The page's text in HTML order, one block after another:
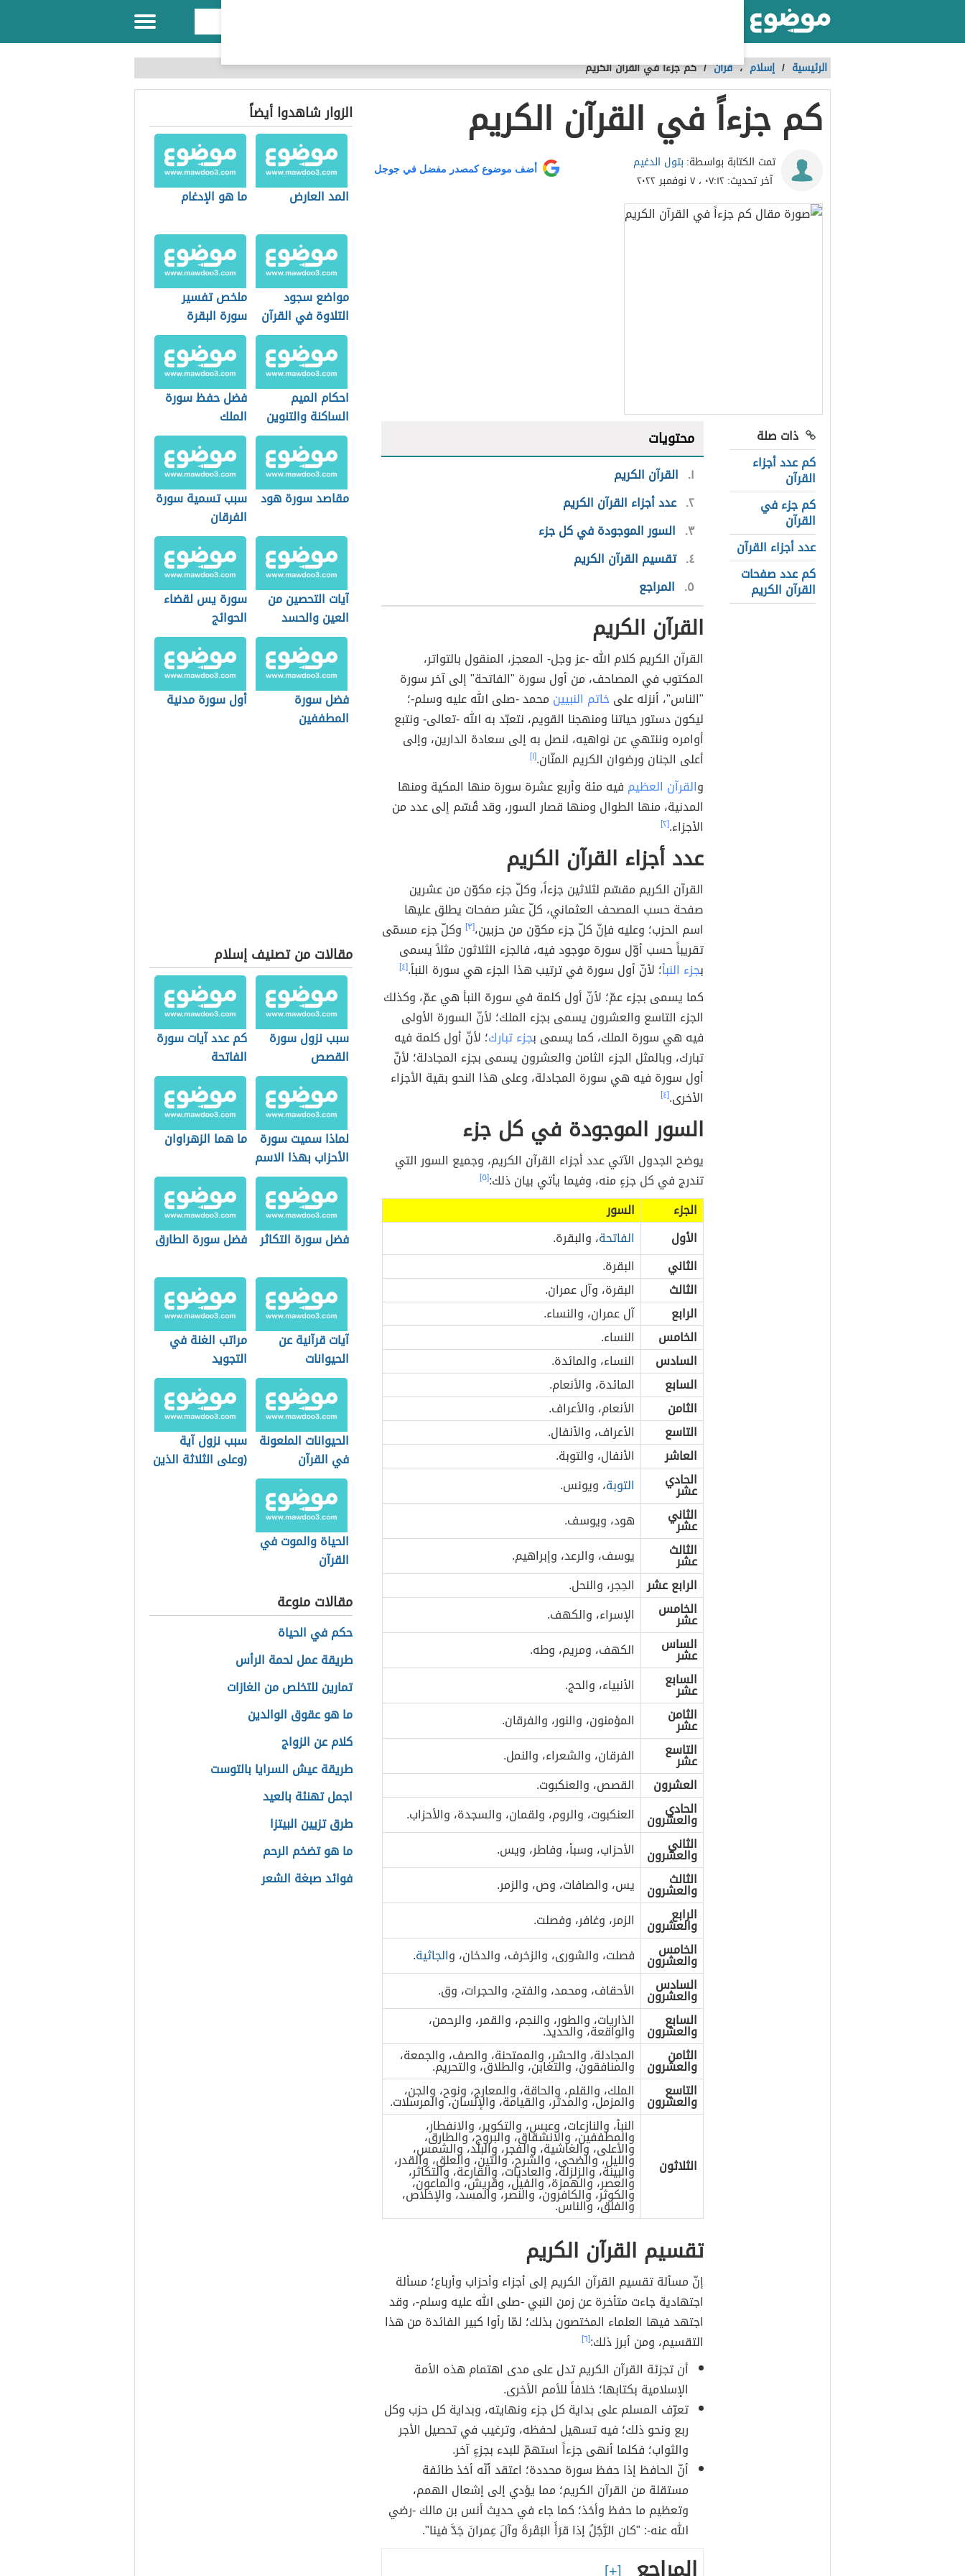
الرئيسية / إسلام ،قرآن /كم جزءاً في القرآن الكريم
كم جزءاً في القرآن الكريم
تمت الكتابة بواسطة: بتول الدغيم
آخر تحديث:٠٧:١٢ ، ٧ نوفمبر ٢٠٢٢
أضف موضوع كمصدر مفضل في جوجل
ذات صلة
كم عدد أجزاء
القرآن
كم جزء في
القرآن
عدد أجزاء القرآن
كم عدد صفحات
القرآن الكريم
محتويات
١ القرآن الكريم
٢ عدد أجزاء القرآن الكريم
٣ السور الموجودة في كل جزء
٤ تقسيم القرآن الكريم
٥ المراجع
القرآن الكريم
القرآن الكريم كلام الله -عز وجل- المعجز، المنقول بالتواتر،
المكتوب في المصاحف، من أول سورة "الفاتحة" إلى آخر سورة
"الناس"، أنزله علىخاتم النبيين محمد -صلى الله عليه وسلم-؛
ليكون دستور حياتنا ومنهجنا القويم، نتعبّد به الله -تعالى- ونتبع
أوامره وننتهي عن نواهيه، لنصل به إلى سعادة الدارين، وإلى
أعلى الجنان ورضوان الكريم المنّان.[١]
والقرآن العظيم فيه مئة وأربع عشرة سورة منها المكية ومنها
المدنية، منها الطوال ومنها قصار السور، وقد قُسّم إلى عدد من
الأجزاء.[٢]
عدد أجزاء القرآن الكريم
القرآن الكريم مقسّم لثلاثين جزءاً، وكلّ جزء مكوّن من عشرين
صفحة حسب المصحف العثماني، كلّ عشر صفحات يطلق عليها
اسم الحزب؛ وعليه فإنّ كلّ جزء مكوّن من حزبين،[٣]
وكلّ جزء مسمّى
تقريباً حسب أوّل سورة موجود فيه، فالجزء الثلاثون مثلاً يسمى
بجزء النبأ؛ لأنّ أول سورة في ترتيب هذا الجزء هي سورة النبأ.[٤]
كما يسمى بجزء عمّ؛ لأنّ أول كلمة في سورة النبأ هي عمّ، وكذلك
الجزء التاسع والعشرون يسمى بجزء الملك؛ لأنّ السورة الأولى
فيه هي سورة الملك، كما يسمى بجزء تبارك؛ لأنّ أول كلمة فيه
تبارك، وبالمثل الجزء الثامن والعشرون يسمى بجزء المجادلة؛ لأنّ
أول سورة فيه هي سورة المجادلة، وعلى هذا النحو بقية الأجزاء
الأخرى.[٤]
السور الموجودة في كل جزء
يوضح الجدول الآتي عدد أجزاء القرآن الكريم، وجميع السور التي
تندرج في كل جزءٍ منه، وفيما يأتي بيان ذلك:[٥]
الجزء
السور
الأول
الفاتحة، والبقرة.
الثاني
البقرة.
الثالث
البقرة، وآل عمران.
الرابع
آل عمران، والنساء.
الخامس
النساء.
السادس
النساء، والمائدة.
السابع
المائدة، والأنعام.
الثامن
الأنعام، والأعراف.
التاسع
الأعراف، والأنفال.
العاشر
الأنفال، والتوبة.
الحادي
عشر التوبة، ويونس.
الثاني
عشر
هود، ويوسف.
الثالث
عشر
يوسف، والرعد، وإبراهيم.
الرابع عشر
الحِجر، والنحل.
الخامس
عشر
الإسراء، والكهف.
الساس
عشر
الكهف، ومريم، وطه.
السابع
عشر
الأنبياء، والحج.
الثامن
عشر
المؤمنون، والنور، والفرقان.
التاسع
عشر
الفرقان، والشعراء، والنمل.
العشرون
القصص، والعنكبوت.
الحادي
والعشرون
العنكبوت، والروم، ولقمان، والسجدة، والأحزاب.
الثاني
والعشرون
الأحزاب، وسبأ، وفاطر، ويس.
الثالث
والعشرون
يس، والصافات، وص، والزمر.
الرابع
والعشرون
الزمر، وغافر، وفصلت.
الخامس
والعشرون فصلت، والشورى، والزخرف، والدخان، والجاثية.
السادس
والعشرون
الأحقاف، ومحمد، والفتح، والحجرات، وق.
السابع
والعشرون
الذاريات، والطور، والنجم، والقمر، والرحمن،
والواقعة، والحديد.
الثامن
والعشرون
المجادلة، والحشر، والممتحنة، والصف، والجمعة،
والمنافقون، والتغابن، والطلاق، والتحريم.
التاسع
والعشرون
الملك، والقلم، والحاقة، والمعارج، ونوح، والجن،
والمزمل، والمدثر، والقيامة، والإنسان، والمرسلات.
الثلاثون
النبأ، والنازعات، وعبس، والتكوير، والانفطار،
والمطففين، والانشقاق، والبروج، والطارق،
والأعلى، والغاشية، والفجر، والبلد، والشمس،
والليل، والضحى، والشرح، والتين، والعلق، والقدر،
والبينة، والزلزلة، والعاديات، والقارعة، والتكاثر،
والعصر، والهمزة، والفيل، وقريش، والماعون،
والكوثر، والكافرون، والنصر، والمسد، والإخلاص،
والفلق، والناس.
تقسيم القرآن الكريم
إنّ مسألة تقسيم القرآن الكريم إلى أجزاء وأحزاب وأرباع؛ مسألة
اجتهادية جاءت متأخرة عن زمن النبي -صلى الله عليه وسلم-، وقد
اجتهد فيها العلماء المختصون بذلك؛ لمّا رأوا كبير الفائدة من هذا
التقسيم، ومن أبرز ذلك:[٦]
أن تجزئة القرآن الكريم تدل على مدى اهتمام هذه الأمة
الإسلامية بكتابها؛ خلافاً للأمم الأخرى.
تعرّف المسلم على بداية كل جزء ونهايته، وبداية كل حزب وكل
ربع ونحو ذلك؛ فيه تسهيل لحفظه، وترغيب في تحصيل الأجر
والثواب؛ فكلما أنهى جزءاً استهمّ للبدء بجزءٍ آخر.
أنّ الحافظ إذا حفظ سورة محددة؛ اعتقد أنّه أخذ طائفة
مستقلة من القرآن الكريم؛ مما يؤدي إلى إشعال الهمم،
وتعظيم ما حفظ وأخذ؛ كما جاء في حديث أنس بن مالك -رضي
الله عنه-: "كان الرَّجُلُ إذا قرَأَ البَقَرةَ وآلَ عِمرانَ جَدَّ فينا".
الزوار شاهدوا أيضاً
المد العارض ما هو الإدغام
مواضع سجود
التلاوة في القرآن
الكريم
ملخص تفسير
سورة البقرة
احكام الميم
الساكنة والتنوين
فضل حفظ سورة
الملك
مقاصد سورة هود
سبب تسمية سورة
الفرقان
آيات التحصين من
العين والحسد
والسحر
سورة يس لقضاء
الحوائج
فضل سورة
المطففين
أول سورة مدنية
مقالات من تصنيف إسلام
سبب نزول سورة
القصص
كم عدد آيات سورة
الفاتحة
لماذا سميت سورة
الأحزاب بهذا الاسم
ما هما الزهراوان
فضل سورة التكاثر فضل سورة الطارق
آيات قرآنية عن
الحيوانات
مراتب الغنة في
التجويد
الحيوانات الملعونة
في القرآن
سبب نزول آية
(وعلى الثلاثة الذين
الحياة والموت في
القرآن
مقالات منوعة
حكم في الحياة
طريقة عمل لحمة الرأس
تمارين للتخلص من الغازات
ما هو عقوق الوالدين
كلام عن الزواج
طريقة عيش السرايا بالتوست
اجمل تهنئة بالعيد
طرق تزيين البيتزا
ما هو تضخم الرحم
فوائد صبغة الشعر